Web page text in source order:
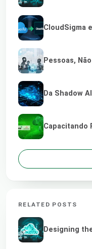
CloudSigma
Pessoas,
Da Shadow
Capacitando
RELATED POSTS
Designing